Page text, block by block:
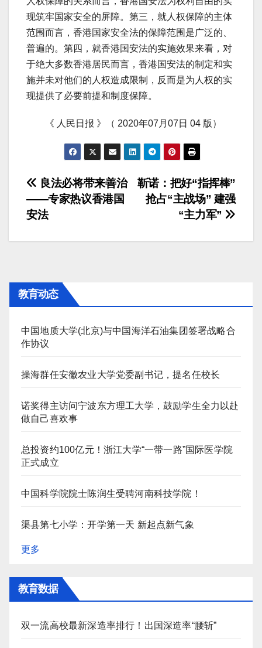
现筑牢国家安全的屏障。第三，就人权保障的主体
范围而言，香港国家安全法的保障范围是广泛的、
普遍的。第四，就香港国安法的实施效果来看，对
于绝大多数香港居民而言，香港国安法的制定和实
施并未对他们的人权造成限制，反而是为人权的实
现提供了必要前提和制度保障。
《 人民日报 》（ 2020年07月07日 04 版）
文
章
导
靳诺：把好“指挥棒”
抢占“主战场” 建强
“主力军”
良法必将带来善治
——专家热议香港国
安法
教育动态
中国地质大学(北京)与中国海洋石油集团签署战略合
作协议
操海群任安徽农业大学党委副书记，提名任校长
诺奖得主访问宁波东方理工大学，鼓励学生全力以赴
做自己喜欢事
总投资约100亿元！浙江大学“一带一路”国际医学院
正式成立
中国科学院院士陈润生受聘河南科技学院！
渠县第七小学：开学第一天 新起点新气象
更多
教育数据
双一流高校最新深造率排行！出国深造率“腰斩”